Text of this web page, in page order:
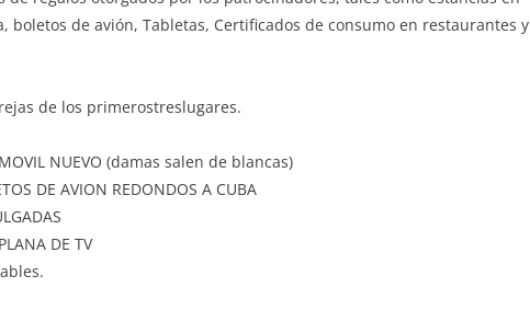
boletos de avión, Tabletas, Certificados de consumo en restaurantes y
de los primerostreslugares.
NUEVO (damas salen de blancas)
DE AVION REDONDOS A CUBA
DE TV